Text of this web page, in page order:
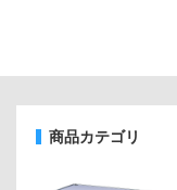
商品カテゴリ